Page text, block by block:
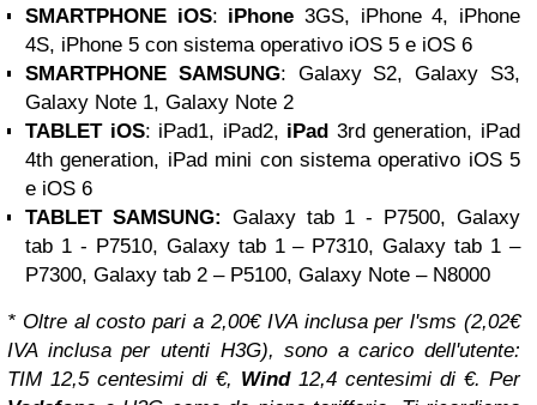
SMARTPHONE iOS: iPhone 3GS, iPhone 4, iPhone
4S, iPhone 5 con sistema operativo iOS 5 e iOS 6
SMARTPHONE SAMSUNG: Galaxy S2, Galaxy S3,
Galaxy Note 1, Galaxy Note 2
TABLET iOS: iPad1, iPad2, iPad 3rd generation, iPad
4th generation, iPad mini con sistema operativo iOS 5
e iOS 6
TABLET SAMSUNG: Galaxy tab 1 - P7500, Galaxy
tab 1 - P7510, Galaxy tab 1 – P7310, Galaxy tab 1 –
P7300, Galaxy tab 2 – P5100, Galaxy Note – N8000
* Oltre al costo pari a 2,00€ IVA inclusa per l'sms (2,02€
IVA inclusa per utenti H3G), sono a carico dell'utente:
TIM 12,5 centesimi di €, Wind12,4 centesimi di €. Per